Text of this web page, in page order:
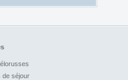
de séjour